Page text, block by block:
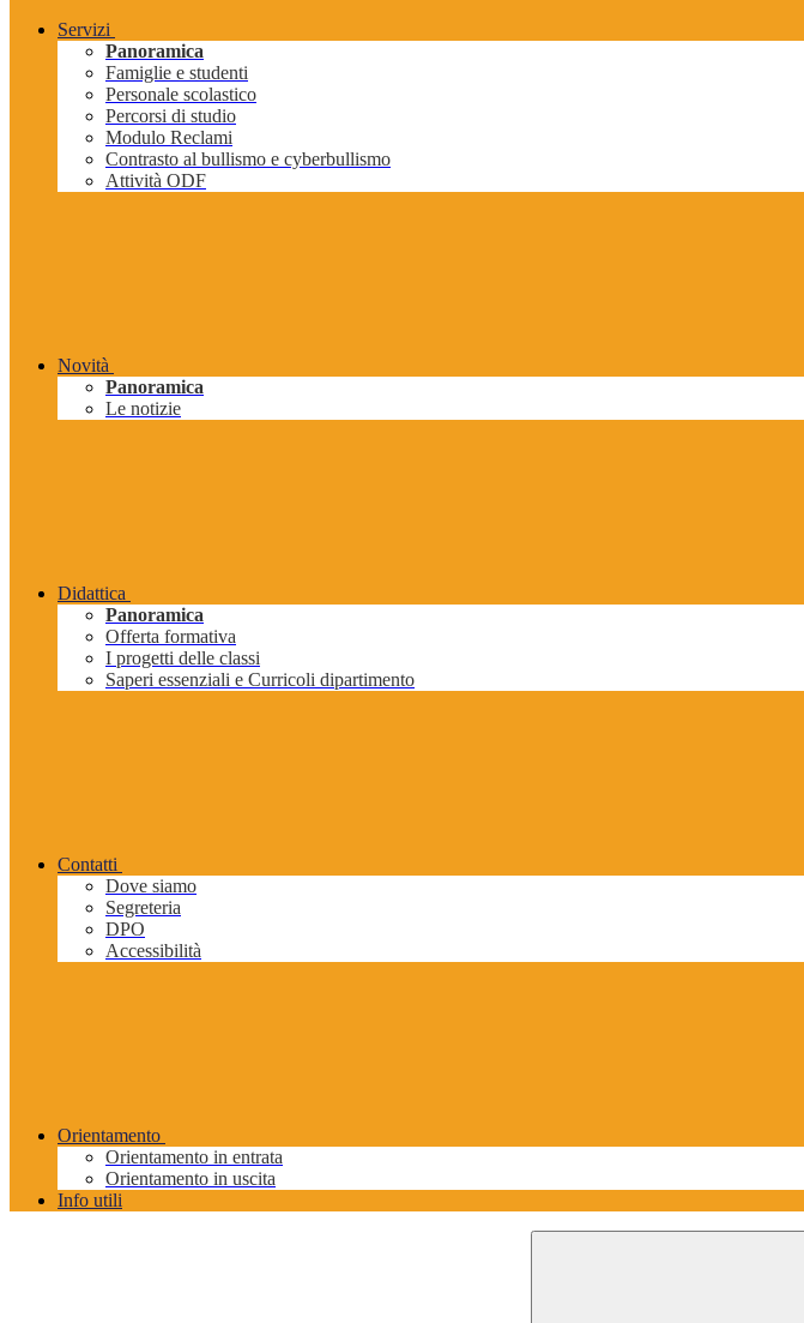
Servizi
Panoramica
Famiglie e studenti
Personale scolastico
Percorsi di studio
Modulo Reclami
Contrasto al bullismo e cyberbullismo
Attività ODF
Novità
Panoramica
Le notizie
Didattica
Panoramica
Offerta formativa
I progetti delle classi
Saperi essenziali e Curricoli dipartimento
Contatti
Dove siamo
Segreteria
DPO
Accessibilità
Orientamento
Orientamento in entrata
Orientamento in uscita
Info utili